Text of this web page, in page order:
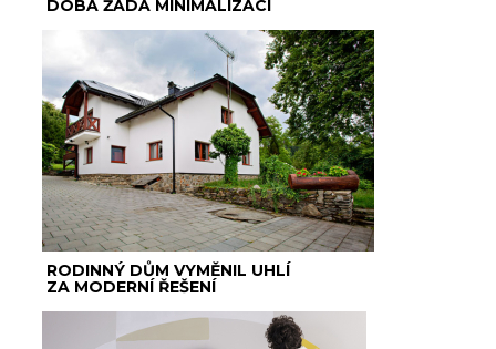
DOBA ŽÁDÁ MINIMALIZACI
RODINNÝ DŮM VYMĚNIL UHLÍ
ZA MODERNÍ ŘEŠENÍ